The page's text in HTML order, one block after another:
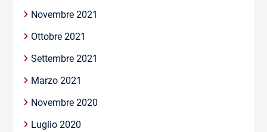
Novembre 2021
Ottobre 2021
Settembre 2021
Marzo 2021
Novembre 2020
Luglio 2020